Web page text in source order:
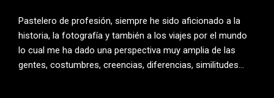
Pastelero de profesión, siempre he sido aficionado a la
historia, la fotografía y también a los viajes por el mundo
lo cual me ha dado una perspectiva muy amplia de las
gentes, costumbres, creencias, diferencias, similitudes…